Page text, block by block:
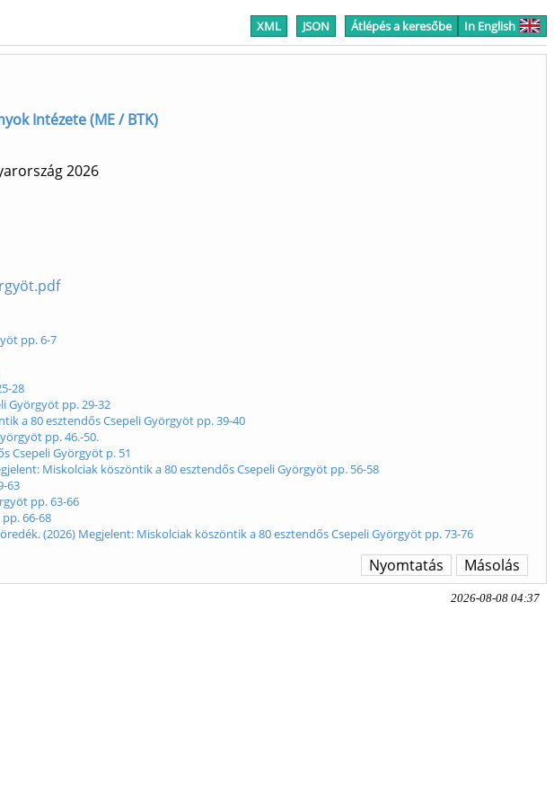
XML JSON Átlépés a keresőbe In English
Intézete (ME / BTK)
2026
pp. 6-7
28
Györgyöt pp. 29-32
a 80 esztendős Csepeli Györgyöt pp. 39-40
pp. 46.-50.
Csepeli Györgyöt p. 51
Miskolciak köszöntik a 80 esztendős Csepeli Györgyöt pp. 56-58
63
pp. 63-66
66-68
(2026) Megjelent: Miskolciak köszöntik a 80 esztendős Csepeli Györgyöt pp. 73-76
Másolás
Nyomtatás
2026-08-08 04:37